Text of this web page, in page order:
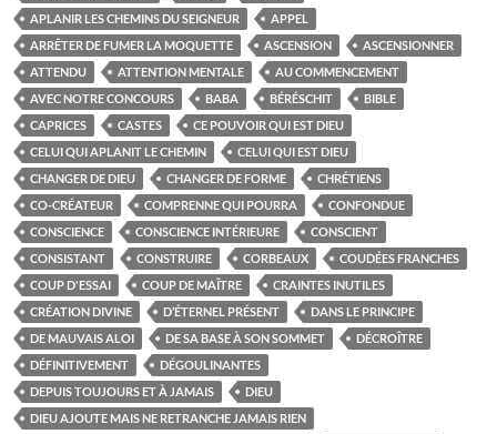
APLANIR LES CHEMINS DU SEIGNEUR
APPEL
ARRÊTER DE FUMER LA MOQUETTE
ASCENSION
ASCENSIONNER
ATTENDU
ATTENTION MENTALE
AU COMMENCEMENT
AVEC NOTRE CONCOURS
BABA BÉRÉSCHIT
BIBLE
CAPRICES
CASTES
CE POUVOIR QUI EST DIEU
CELUI QUI APLANIT LE CHEMIN
CELUI QUI EST DIEU
CHANGER DE DIEU
CHANGER DE FORME
CHRÉTIENS
CO-CRÉATEUR
COMPRENNE QUI POURRA
CONFONDUE
CONSCIENCE
CONSCIENCE INTÉRIEURE
CONSCIENT
CONSISTANT
CONSTRUIRE CORBEAUX
COUDÉES FRANCHES
COUP D'ESSAI
COUP DE MAÎTRE
CRAINTES INUTILES
CRÉATION DIVINE
D’ÉTERNEL PRÉSENT
DANS LE PRINCIPE
DE MAUVAIS ALOI
DE SA BASE À SON SOMMET
DÉCROÎTRE
DÉFINITIVEMENT
DÉGOULINANTES
DEPUIS TOUJOURS ET À JAMAIS
DIEU
DIEU AJOUTE MAIS NE RETRANCHE JAMAIS RIEN